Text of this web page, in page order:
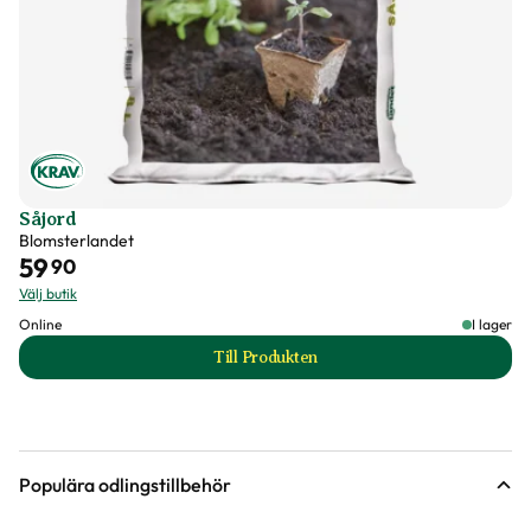
Impecta
328527
Såjord
Blomsterlandet
5990
Välj butik
Online
I lager
Till Produkten
till Såjord produktsida
Populära odlingstillbehör